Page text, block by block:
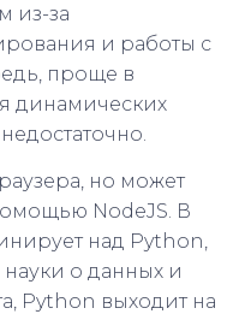
из-за
и работы с
проще в
динамических
но может
NodeJS. В
над Python,
о данных и
Python выходит на